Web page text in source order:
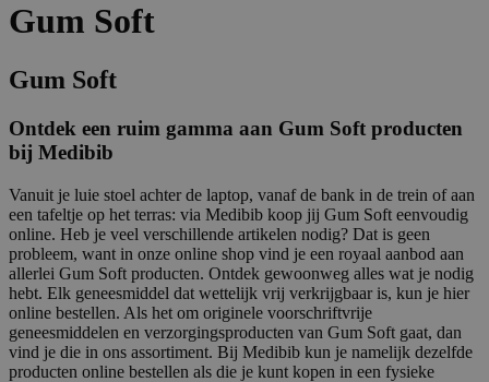
Gum Soft
Gum Soft
Ontdek een ruim gamma aan Gum Soft producten
bij Medibib
Vanuit je luie stoel achter de laptop, vanaf de bank in de trein of aan
een tafeltje op het terras: via Medibib koop jij Gum Soft eenvoudig
online. Heb je veel verschillende artikelen nodig? Dat is geen
probleem, want in onze online shop vind je een royaal aanbod aan
allerlei Gum Soft producten. Ontdek gewoonweg alles wat je nodig
hebt. Elk geneesmiddel dat wettelijk vrij verkrijgbaar is, kun je hier
online bestellen. Als het om originele voorschriftvrije
geneesmiddelen en verzorgingsproducten van Gum Soft gaat, dan
vind je die in ons assortiment. Bij Medibib kun je namelijk dezelfde
producten online bestellen als die je kunt kopen in een fysieke